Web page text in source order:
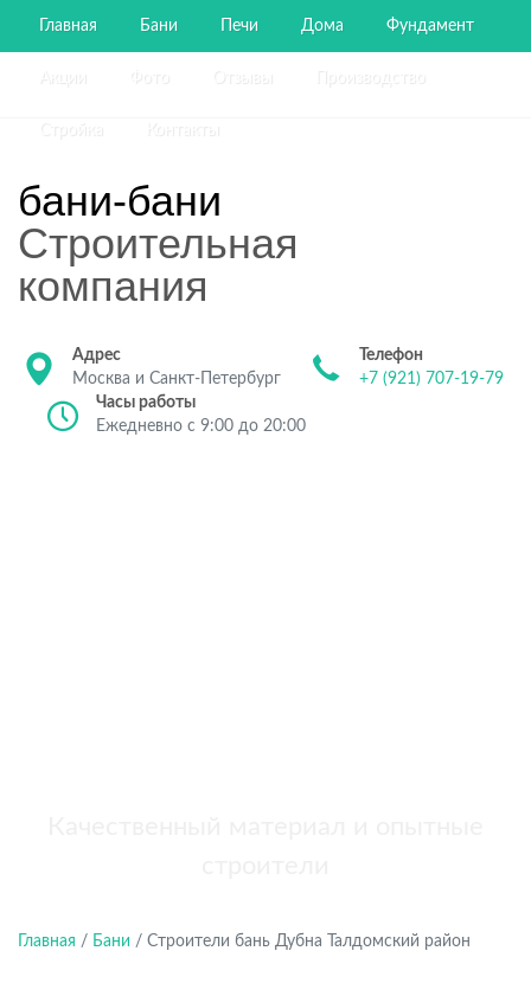
Главная Бани Печи Дома Фундамент
бани-бани
Строительная
компания
Адрес
Москва и Санкт-Петербург
Телефон
+7 (921) 707-19-79
Часы работы
Ежедневно с 9:00 до 20:00
Главная / Бани / Строители бань Дубна Талдомский район